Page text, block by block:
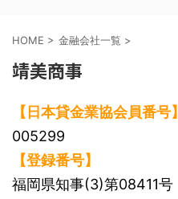
HOME > 金融会社一覧 >
靖美商事
【日本貸金業協会員番号】
005299
【登録番号】
福岡県知事(3)第08411号